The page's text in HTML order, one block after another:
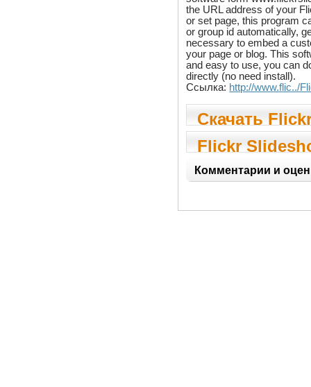
the URL address of your
or set page, this program
or group id automatically,
necessary to embed a
your page or blog. This
and easy to use, you can
directly (no need install).
Ссылка: http://www.flic../
Скачать
Slideshow 1.3
Flickr
Комментарии и